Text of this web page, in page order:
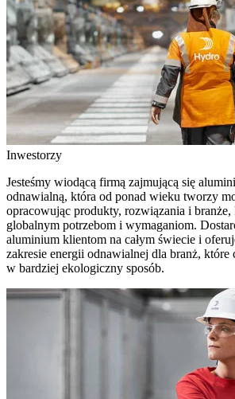
Inwestorzy
Jesteśmy wiodącą firmą zajmującą się
odnawialną, która od ponad wieku tworzy
opracowując produkty, rozwiązania i branże,
globalnym potrzebom i wymaganiom.
aluminium klientom na całym świecie i
zakresie energii odnawialnej dla branż, które
w bardziej ekologiczny sposób.